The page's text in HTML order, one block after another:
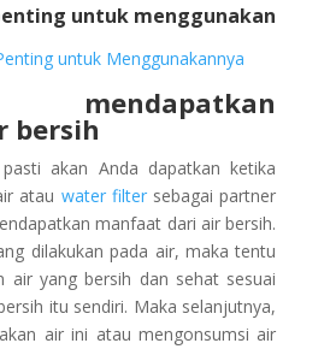
untuk menggunakan
mendapatkan
bersih
akan Anda dapatkan ketika
atau water filtersebagai partner
manfaat dari air bersih.
dilakukan pada air, maka tentu
air yang bersih dan sehat sesuai
itu sendiri. Maka selanjutnya,
air ini atau mengonsumsi air